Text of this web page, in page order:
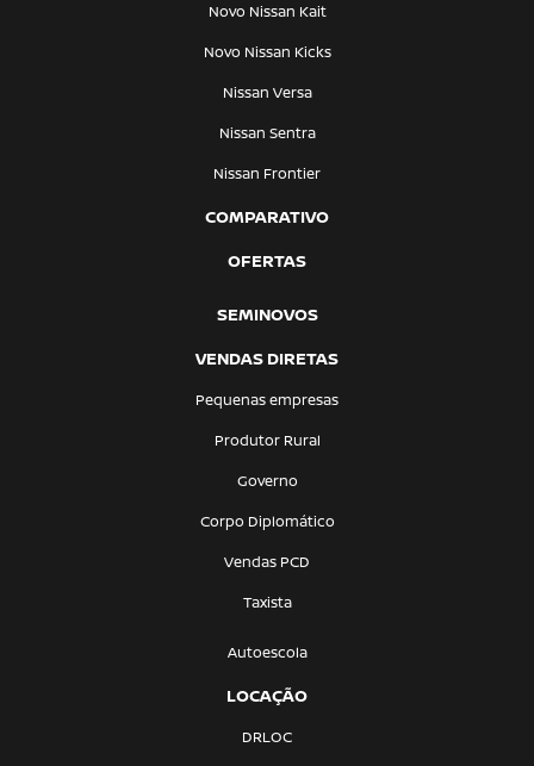
Novo Nissan Kait
Novo Nissan Kicks
Nissan Versa
Nissan Sentra
Nissan Frontier
COMPARATIVO
OFERTAS
SEMINOVOS
VENDAS DIRETAS
Pequenas empresas
Produtor Rural
Governo
Corpo Diplomático
Vendas PCD
Taxista
Autoescola
LOCAÇÃO
DRLOC